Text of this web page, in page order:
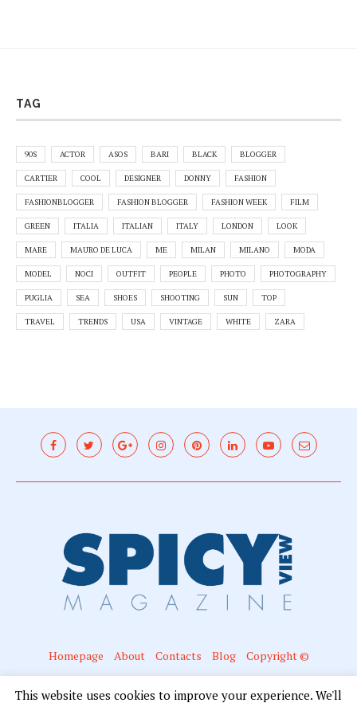
TAG
90S ACTOR ASOS BARI BLACK BLOGGER
CARTIER COOL DESIGNER DONNY FASHION
FASHIONBLOGGER FASHION BLOGGER FASHION WEEK FILM
GREEN ITALIA ITALIAN ITALY LONDON LOOK
MARE MAURO DE LUCA ME MILAN MILANO MODA
MODEL NOCI OUTFIT PEOPLE PHOTO PHOTOGRAPHY
PUGLIA SEA SHOES SHOOTING SUN TOP
TRAVEL TRENDS USA VINTAGE WHITE ZARA
Homepage About Contacts Blog Copyright ©
Campanella
This website uses cookies to improve your experience. We'll